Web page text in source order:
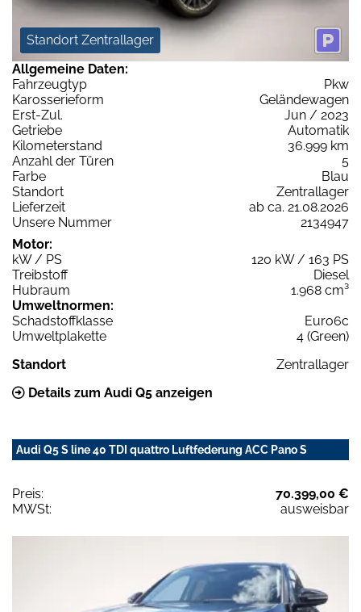
Standort Zentrallager
Allgemeine Daten:
Fahrzeugtyp
Pkw
Karosserieform
Geländewagen
Erst-Zul.
Jun / 2023
Getriebe
Automatik
Kilometerstand
36.999 km
Anzahl der Türen
5
Farbe
Blau
Standort
Zentrallager
Lieferzeit
ab ca. 21.08.2026
Unsere Nummer
2134947
Motor:
kW / PS
120 kW / 163 PS
Treibstoff
Diesel
Hubraum
1.968 cm³
Umweltnormen:
Schadstoffklasse
Euro6c
Umweltplakette
4 (Green)
Standort
Zentrallager
Details zum Audi Q5 anzeigen
Audi Q5 S line 40 TDI quattro Luftfederung ACC Pano S
Preis:
70.399,00 €
MWSt:
ausweisbar